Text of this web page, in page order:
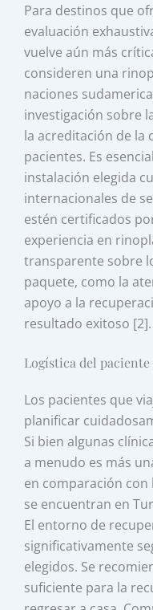
Para destinos que
evaluación
vuelve aún más
consideren una
naciones
investigación sobre
la acreditación de la
pacientes. Es
instalación elegida
internacionales de
estén certificados
experiencia en
transparente sobre
paquete, como la
apoyo a la
resultado exitoso [2].
Logística del
Los pacientes que
planificar
Si bien algunas
a menudo es más
en comparación
se encuentran en
El entorno de
significativamente
elegidos. Se
suficiente para la